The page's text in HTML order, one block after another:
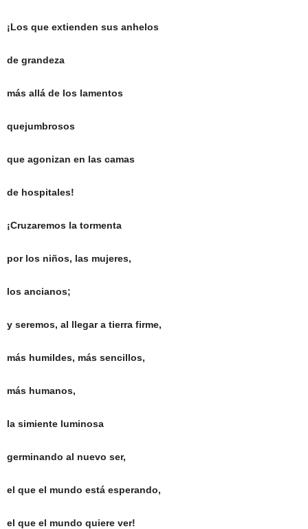
¡Los que extienden sus anhelos
de grandeza
más allá de los lamentos
quejumbrosos
que agonizan en las camas
de hospitales!
¡Cruzaremos la tormenta
por los niños, las mujeres,
los ancianos;
y seremos, al llegar a tierra firme,
más humildes, más sencillos,
más humanos,
la simiente luminosa
germinando al nuevo ser,
el que el mundo está esperando,
el que el mundo quiere ver!